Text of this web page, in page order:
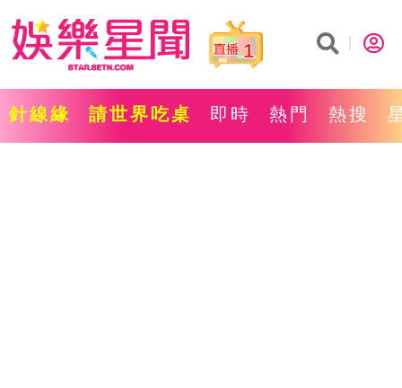
1
針線緣 請世界吃桌 即時 熱門 熱搜